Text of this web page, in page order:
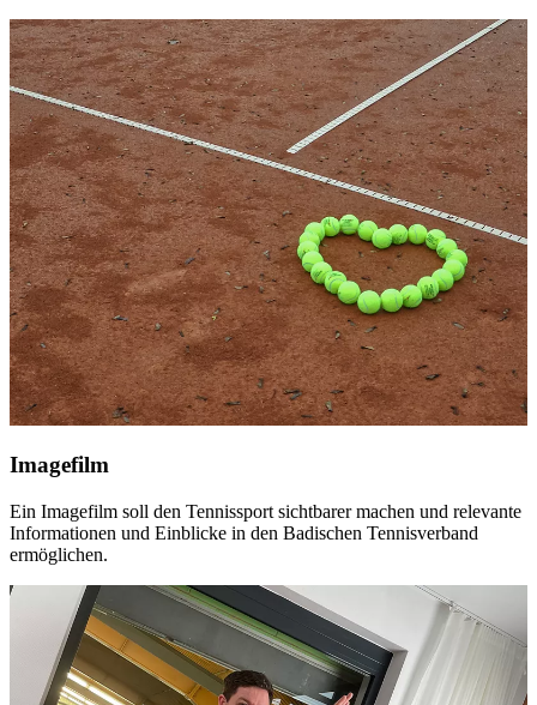
Imagefilm
Ein Imagefilm soll den Tennissport sichtbarer machen und relevante
Informationen und Einblicke in den Badischen Tennisverband
ermöglichen.